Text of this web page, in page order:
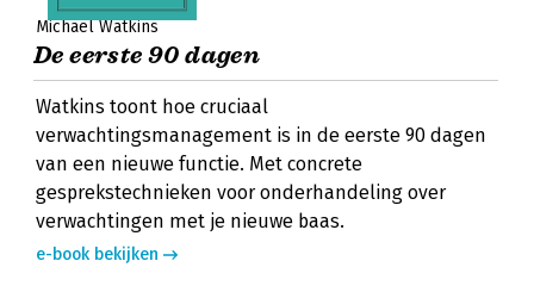
Michael Watkins
De eerste 90 dagen
Watkins toont hoe cruciaal
verwachtingsmanagement is in de eerste 90 dagen
van een nieuwe functie. Met concrete
gesprekstechnieken voor onderhandeling over
verwachtingen met je nieuwe baas.
e-book bekijken